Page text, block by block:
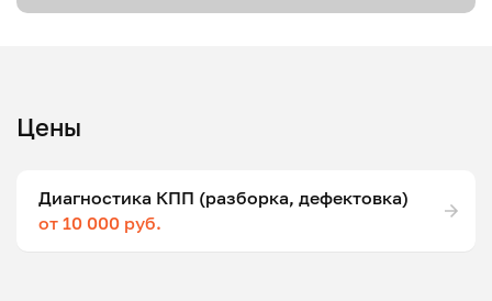
Цены
Диагностика КПП (разборка, дефектовка)
от 10 000 руб.